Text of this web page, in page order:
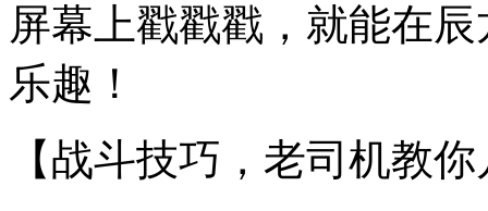
屏幕上戳戳戳，就能在
乐趣！
【战斗技巧，老司机教